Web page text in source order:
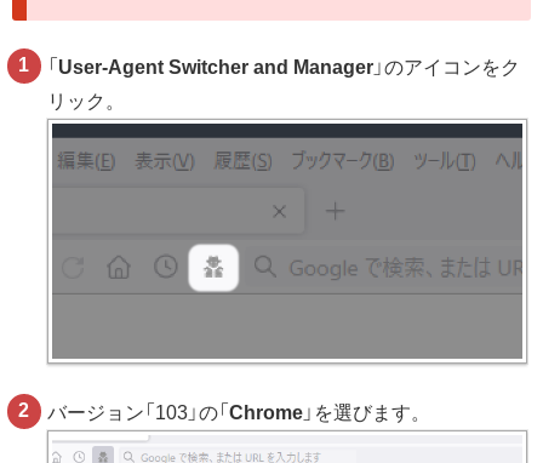
「 User-Agent Switcher and Manager 」のアイコンをク
リック。
バージョン「103」の「Chrome 」を選びます。